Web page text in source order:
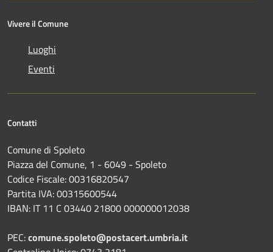
Vivere il Comune
Luoghi
Eventi
Contatti
Comune di Spoleto
Piazza del Comune, 1 - 6049 - Spoleto
Codice Fiscale: 00316820547
Partita IVA: 00315600544
IBAN: IT 11 C 03440 21800 000000012038
PEC:comune.spoleto@postacert.umbria.it